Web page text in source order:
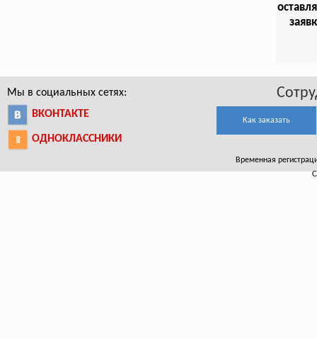
Мы в социальных сетях:
ВКОНТАКТЕ
ОДНОКЛАССНИКИ
Как заказать
Временная